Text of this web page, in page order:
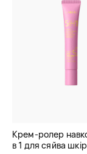
Крем-ролер
в 1 для сяйва